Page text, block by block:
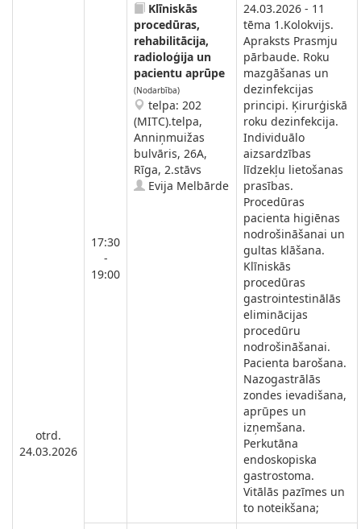
otrd.
24.03.2026
17:30
-
19:00
Klīniskās
procedūras,
rehabilitācija,
radioloģija un
pacientu aprūpe
(Nodarbība)
telpa: 202
(MITC).telpa,
Anniņmuižas
bulvāris, 26A,
Rīga, 2.stāvs
Evija Melbārde
24.03.2026 - 11
tēma 1.Kolokvijs.
Apraksts Prasmju
pārbaude. Roku
mazgāšanas un
dezinfekcijas
principi. Ķirurģiskā
roku dezinfekcija.
Individuālo
aizsardzības
līdzekļu lietošanas
prasības.
Procedūras
pacienta higiēnas
nodrošināšanai un
gultas klāšana.
Klīniskās
procedūras
gastrointestinālās
eliminācijas
procedūru
nodrošināšanai.
Pacienta barošana.
Nazogastrālās
zondes ievadišana,
aprūpes un
izņemšana.
Perkutāna
endoskopiska
gastrostoma.
Vitālās pazīmes un
to noteikšana;